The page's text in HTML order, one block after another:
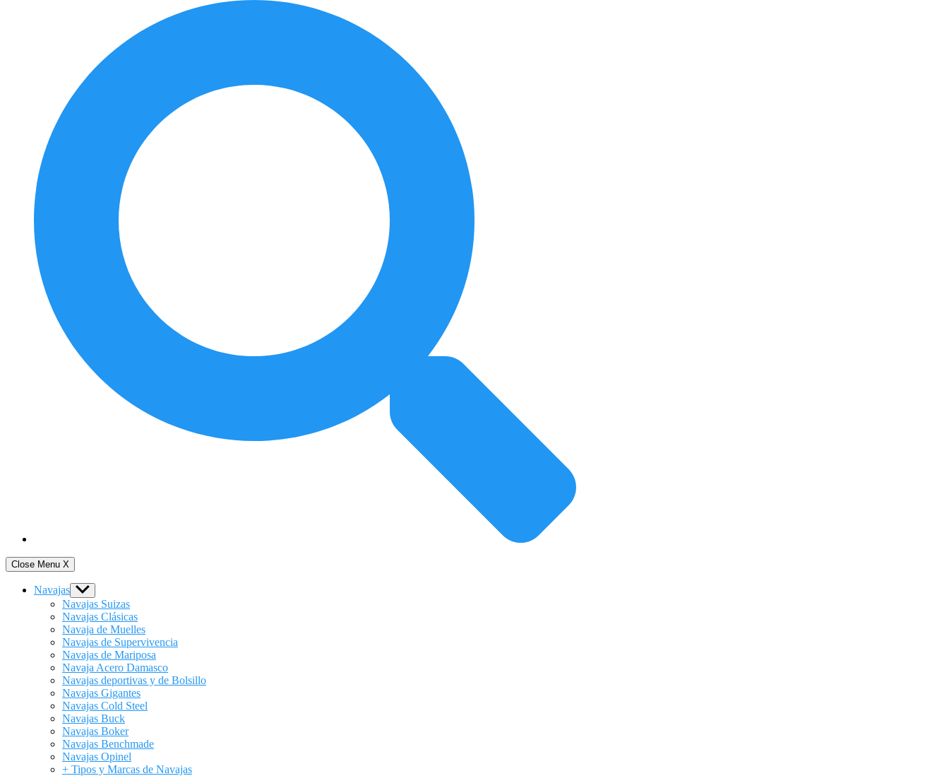
Close Menu X
Navajas Show
sub
menu
Navajas Suizas
Navajas Clásicas
Navaja de Muelles
Navajas de Supervivencia
Navajas de Mariposa
Navaja Acero Damasco
Navajas deportivas y de Bolsillo
Navajas Gigantes
Navajas Cold Steel
Navajas Buck
Navajas Boker
Navajas Benchmade
Navajas Opinel
+ Tipos y Marcas de Navajas